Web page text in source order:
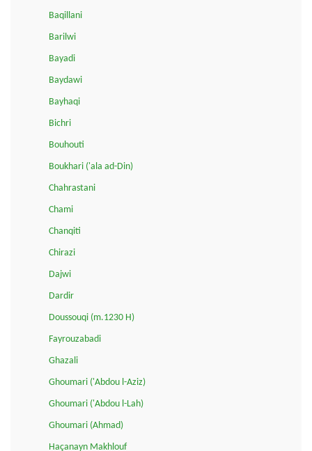
Baqillani
Barilwi
Bayadi
Baydawi
Bayhaqi
Bichri
Bouhouti
Boukhari ('ala ad-Din)
Chahrastani
Chami
Chanqiti
Chirazi
Dajwi
Dardir
Doussouqi (m.1230 H)
Fayrouzabadi
Ghazali
Ghoumari ('Abdou l-Aziz)
Ghoumari ('Abdou l-Lah)
Ghoumari (Ahmad)
Haçanayn Makhlouf